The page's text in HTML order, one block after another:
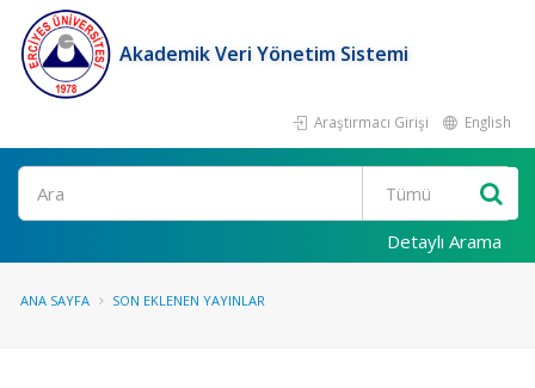
Akademik Veri Yönetim Sistemi
Araştırmacı Girişi English
Ara
Detaylı Arama
ANA SAYFA SON EKLENEN YAYINLAR